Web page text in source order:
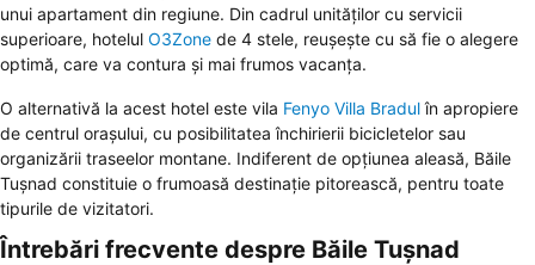
unui apartament din regiune. Din cadrul unităților cu servicii
superioare, hotelul O3Zone de 4 stele, reușește cu să fie o alegere
optimă, care va contura și mai frumos vacanța.
O alternativă la acest hotel este vila Fenyo Villa Bradulîn apropiere
de centrul orașului, cu posibilitatea închirierii bicicletelor sau
organizării traseelor montane. Indiferent de opțiunea aleasă, Băile
Tușnad constituie o frumoasă destinație pitorească, pentru toate
tipurile de vizitatori.
Întrebări frecvente despre Băile Tuşnad